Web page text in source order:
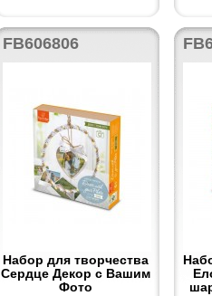
FB606806
Набор для творчества
Сердце Декор с Вашим
Фото